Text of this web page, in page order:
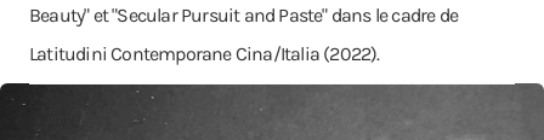
Beauty" et "Secular Pursuit and Paste" dans le cadre de
Latitudini Contemporane Cina/Italia (2022).